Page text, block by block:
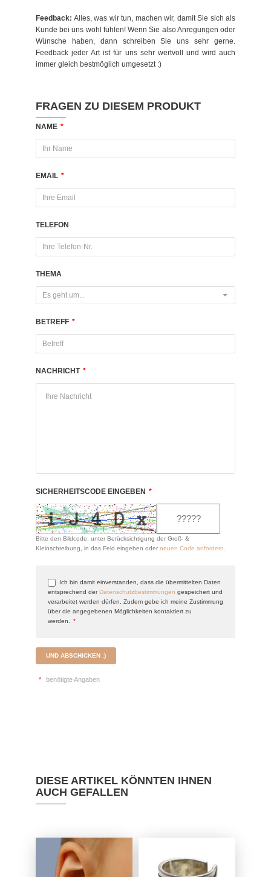
FRAGEN ZU DIESEM PRODUKT
NAME *
EMAIL *
TELEFON
THEMA
Es geht um...
BETREFF *
NACHRICHT *
SICHERHEITSCODE EINGEBEN *
Bitte den Bildcode, unter Berücksichtigung der Groß- &
Kleinschreibung, in das Feld eingeben oder neuen Code anfordern
Ich bin damit einverstanden, dass die übermittelten Daten
entsprechend der Datenschutzbestimmungen gespeichert und
verarbeitet werden dürfen. Zudem gebe ich meine Zustimmung
über die angegebenen Möglichkeiten kontaktiert zu
werden.
*
UND ABSCHICKEN :)
* benötigte Angaben
Feedback: Alles, was wir tun, machen wir, damit Sie sich als
Kunde bei uns wohl fühlen! Wenn Sie also Anregungen oder
Wünsche haben, dann schreiben Sie uns sehr gerne.
Feedback jeder Art ist für uns sehr wertvoll und wird auch
immer gleich bestmöglich umgesetzt :)
DIESE ARTIKEL KÖNNTEN IHNEN
AUCH GEFALLEN